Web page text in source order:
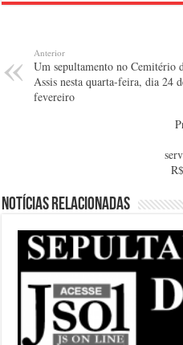
Anterior
Um sepultamento no Cemitério
Assis nesta quarta-feira, dia 24
fevereiro
Notícias relacionadas